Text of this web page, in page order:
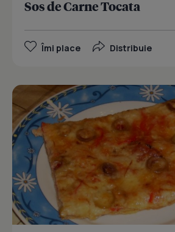
Sos de Carne Tocata
Îmi place Distribuie